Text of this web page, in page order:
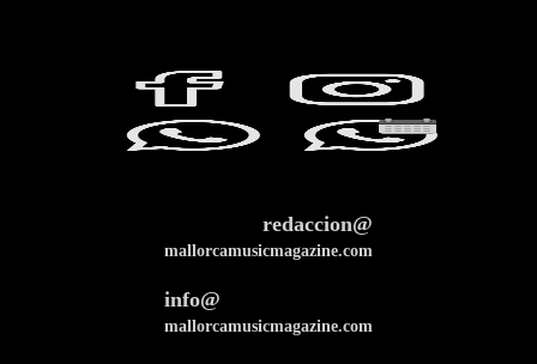
redaccion@
mallorcamusicmagazine.com
info@
mallorcamusicmagazine.com